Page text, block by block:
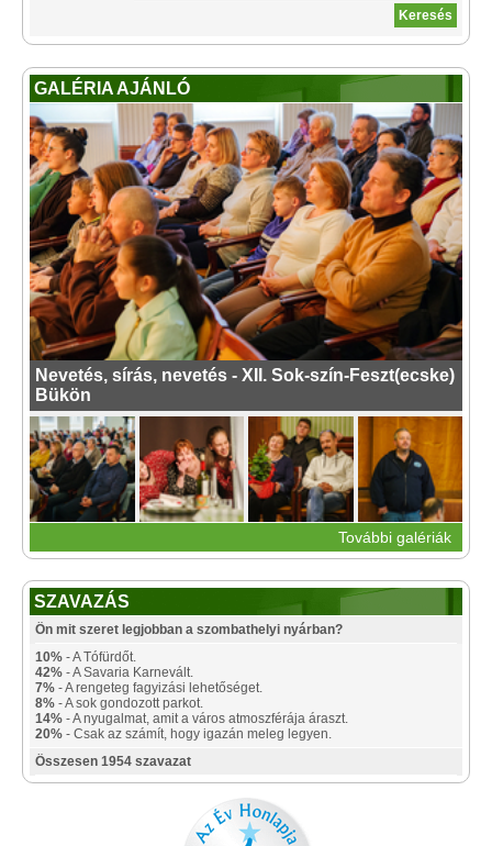
GALÉRIA AJÁNLÓ
Nevetés, sírás, nevetés - XII. Sok-szín-Feszt(ecske)
Bükön
További galériák
SZAVAZÁS
Ön mit szeret legjobban a szombathelyi nyárban?
10% - A Tófürdőt.
42% - A Savaria Karnevált.
7% - A rengeteg fagyizási lehetőséget.
8% - A sok gondozott parkot.
14% - A nyugalmat, amit a város atmoszférája áraszt.
20% - Csak az számít, hogy igazán meleg legyen.
Összesen 1954 szavazat